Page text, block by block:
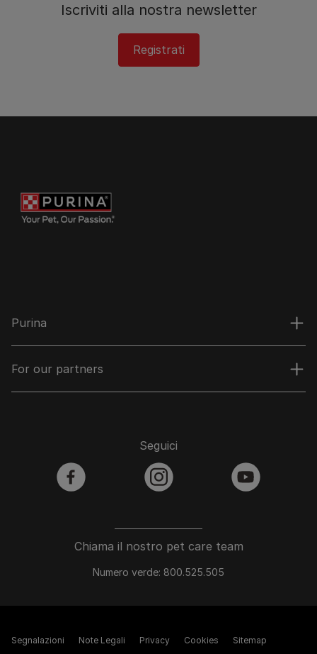
Iscriviti alla nostra newsletter
Registrati
Purina
For our partners
Chiama il nostro pet care team
Numero verde: 800.525.505
Seguici
facebook instagram youtube
Segnalazioni Note Legali Privacy Cookies Sitemap